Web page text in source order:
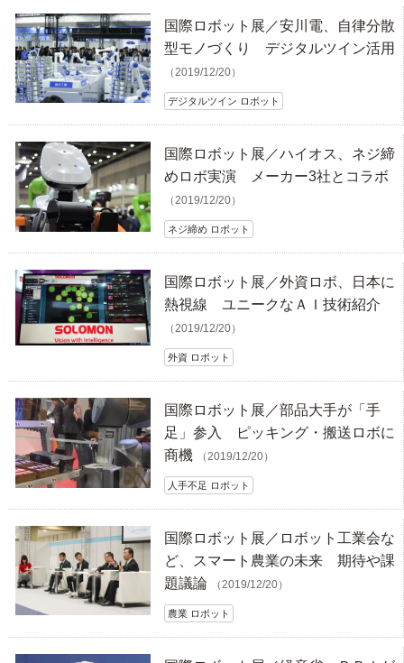
国際ロボット展／安川電、自律分散
型モノづくり デジタルツイン活用
（2019/12/20）
デジタルツイン ロボット
国際ロボット展／ハイオス、ネジ締
めロボ実演 メーカー3社とコラボ
（2019/12/20）
ネジ締め ロボット
国際ロボット展／外資ロボ、日本に
熱視線 ユニークなＡＩ技術紹介
（2019/12/20）
外資 ロボット
国際ロボット展／部品大手が「手
足」参入 ピッキング・搬送ロボに
商機
（2019/12/20）
人手不足 ロボット
国際ロボット展／ロボット工業会な
ど、スマート農業の未来 期待や課
題議論
（2019/12/20）
農業 ロボット